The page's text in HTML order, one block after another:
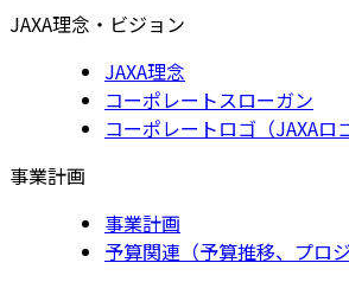
JAXA理念・ビジョン
JAXA理念
コーポレートスローガン
コーポレートロゴ（JAXAロ
事業計画
事業計画
予算関連（予算推移、プロ